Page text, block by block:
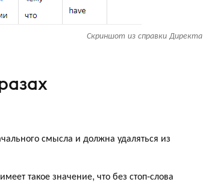
Скриншот из справки Директа
смысла и должна удаляться из
такое значение, что без стоп-слова